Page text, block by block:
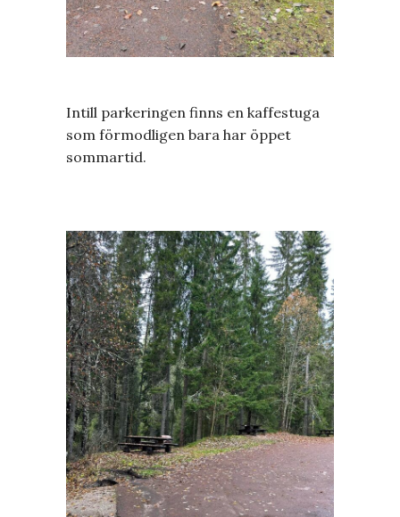
Intill parkeringen finns en kaffestuga
som förmodligen bara har öppet
sommartid.